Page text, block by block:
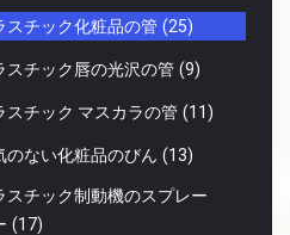
スチック化粧品の管 (25)
スチック唇の光沢の管 (9)
スチック マスカラの管 (11)
のない化粧品のびん (13)
スチック制動機のスプレー
(17)